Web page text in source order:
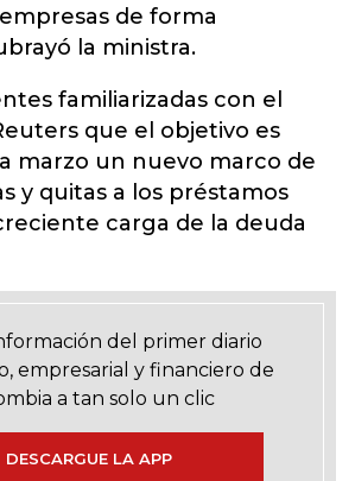
de forma
la ministra.
familiarizadas con el
que el objetivo es
marzo un nuevo marco de
y quitas a los préstamos
carga de la deuda
del primer diario
empresarial y financiero de
a tan solo un clic
DESCARGUE LA APP